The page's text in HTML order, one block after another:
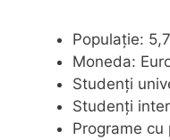
Populație:
Moneda:
Studenți
Studenți
Programe